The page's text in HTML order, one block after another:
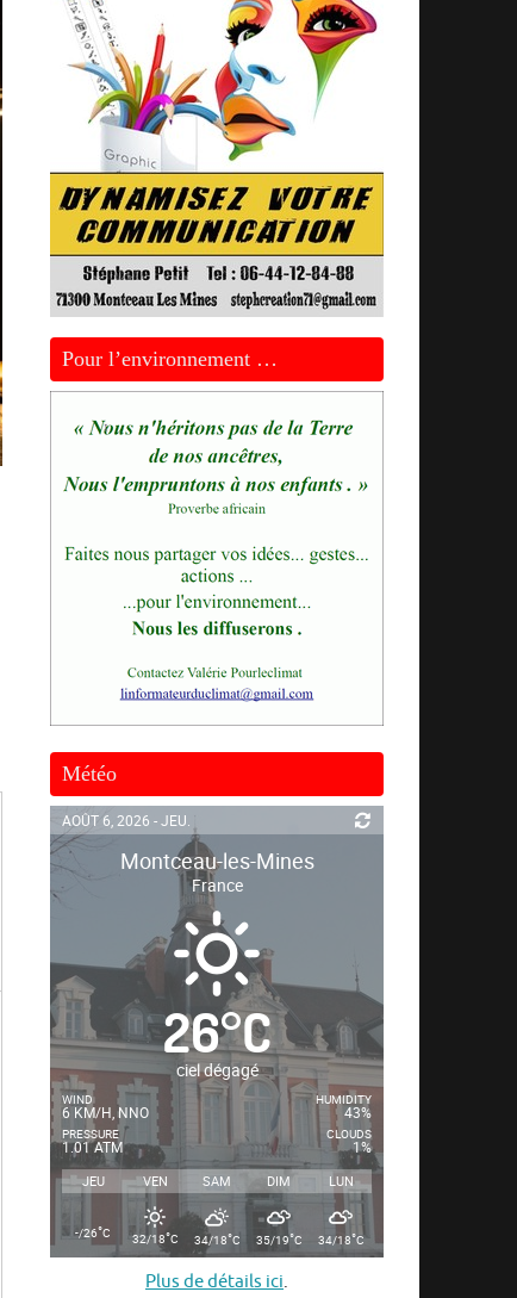
Pour l’environnement …
Météo
AOÛT 6, 2026 - JEU.
Montceau-les-Mines
France
26°C
ciel dégagé
WIND
6 KM/H, NNO
PRESSURE
1.01 ATM
HUMIDITY
43%
CLOUDS
1%
JEU VEN SAM DIM LUN
-/26°C 32/18°C 34/18°C 35/19°C 34/18°C
Plus de détails ici.